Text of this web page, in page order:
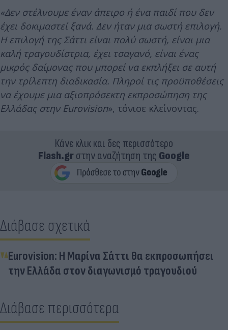
«Δενστέλνουμε έναν άπειρο ή ένα παιδί που δεν
έχει δοκιμαστεί ξανά. Δεν ήταν μια σωστή επιλογή.
Η επιλογή της Σάττι είναι πολύ σωστή, είναι μια
καλή τραγουδίστρια, έχει τσαγανό, είναι ένας
μικρός δαίμονας που μπορεί να εκπλήξει σε αυτή
την τρίλεπτη διαδικασία. Πληροί τις προϋποθέσεις
να έχουμε μια αξιοπρόσεκτη εκπροσώπηση της
Ελλάδας στην Eurovision», τόνισε κλείνοντας.
Κάνε κλικ και δες περισσότερο
Flash.grστην αναζήτηση της Google
Διάβασε σχετικά
Eurovision: Η Μαρίνα Σάττι θα εκπροσωπήσει
την Ελλάδα στον διαγωνισμό τραγουδιού
Διάβασε περισσότερα